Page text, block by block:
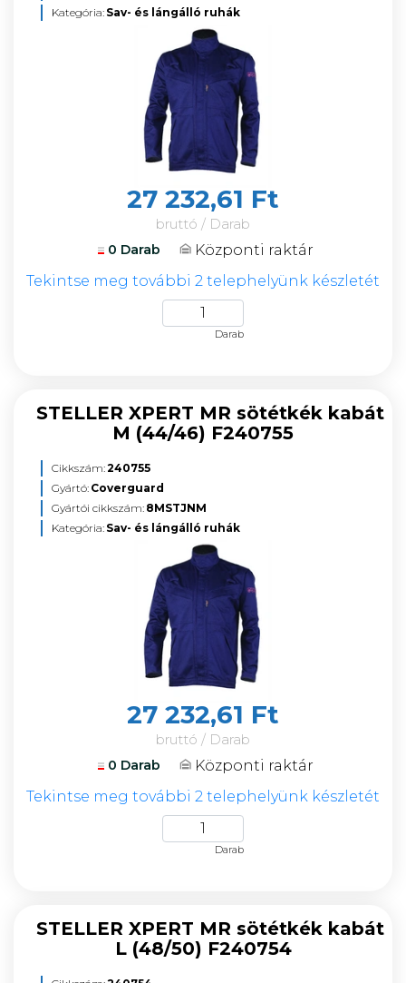
Kategória: Sav- és lángálló ruhák
27 232,61 Ft
bruttó / Darab
0 Darab
Központi raktár
Tekintse meg további 2 telephelyünk készletét
Darab
STELLER XPERT MR sötétkék kabát
M (44/46) F240755
Cikkszám:240755
Gyártó: Coverguard
Gyártói cikkszám: 8MSTJNM
Kategória: Sav- és lángálló ruhák
27 232,61 Ft
bruttó / Darab
0 Darab
Központi raktár
Tekintse meg további 2 telephelyünk készletét
Darab
STELLER XPERT MR sötétkék kabát
L (48/50) F240754